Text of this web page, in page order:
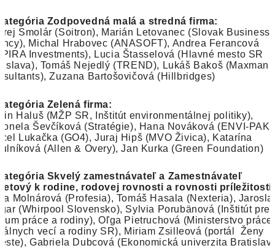
Zodpovedná malá a stredná firma:
Smolár (Soitron), Marián Letovanec (Slovak Business
Michal Hrabovec (ANASOFT), Andrea Ferancová
Investments), Lucia Štasselová (Hlavné mesto SR
Tomáš Nejedlý (TREND), Lukáš Bakoš (Maxman
Zuzana Bartošovičová (Hillbridges)
Zelená firma:
Haluš (MŽP SR, Inštitút environmentálnej politiky),
Ševčíková (Stratégie), Hana Nováková (ENVI-
Lukačka (GO4), Juraj Hipš (MVO Živica), Katarína
(Allen & Overy), Jan Kurka (Green Foundation)
Skvelý zamestnávateľ a Zamestnávateľ
k rodine, rodovej rovnosti a rovnosti príležitostí:
Molnárová (Profesia), Tomáš Hasala (Nexteria),
(Whirpool Slovensko), Sylvia Porubänová (Inštitút pre
práce a rodiny), Oľga Pietruchová (Ministerstvo práce,
vecí a rodiny SR), Miriam Zsilleová (portál Ženy
Gabriela Dubcová (Ekonomická univerzita